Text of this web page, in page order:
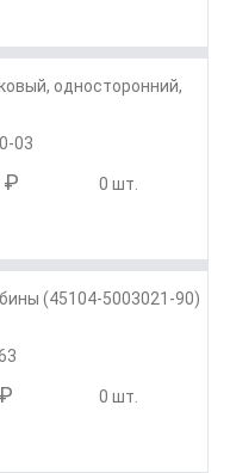
односторонний,
03
₽ 0 шт.
(45104-5003021-90)
0 шт.